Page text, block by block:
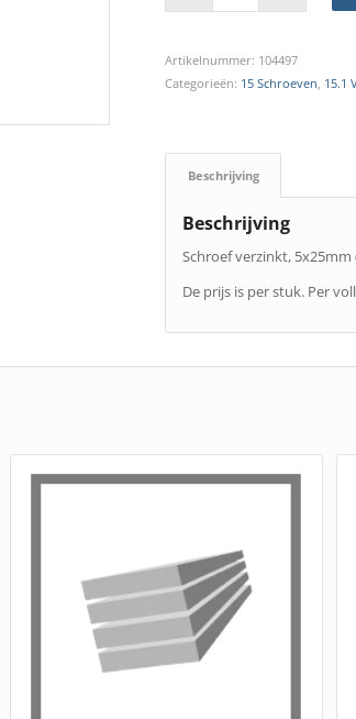
Artikelnummer: 104497
Categorieën: 15 Schroeven, 15.1
Beschrijving
Beschrijving
Schroef verzinkt, 5x25mm
De prijs is per stuk. Per